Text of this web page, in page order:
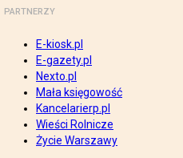
PARTNERZY
E-kiosk.pl
E-gazety.pl
Nexto.pl
Mała księgowość
Kancelarierp.pl
Wieści Rolnicze
Życie Warszawy